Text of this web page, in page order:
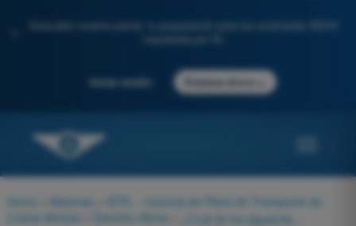
Descubre nuestro portal: tu preparación para los exámenes AESA
Iniciar sesión Empieza ahora
Home Materias
ATPL - Licencia de Piloto de Transporte de
Líneas Aéreas
Derecho Aéreo